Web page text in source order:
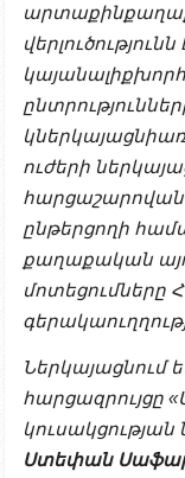
ուժերի
ընթերցողի
քաղաքական
Ներկայացնում
հարցազրույցը
Ստեփան